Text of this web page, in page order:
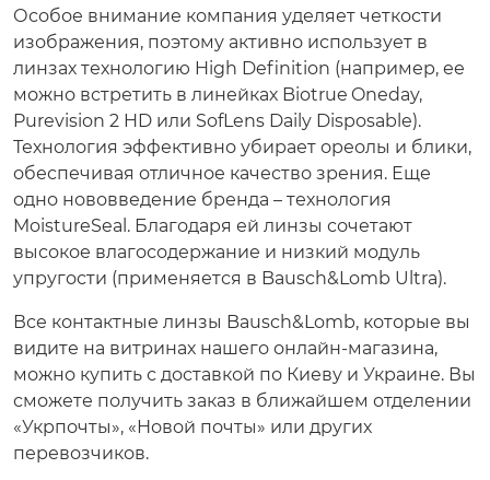
Особое внимание компания уделяет четкости
изображения, поэтому активно использует в
линзах технологию High Definition (например, ее
можно встретить в линейках Biotrue Oneday,
Purevision 2 HD или SofLens Daily Disposable).
Технология эффективно убирает ореолы и блики,
обеспечивая отличное качество зрения. Еще
одно нововведение бренда – технология
MoistureSeal. Благодаря ей линзы сочетают
высокое влагосодержание и низкий модуль
упругости (применяется в Bausch&Lomb Ultra).
Все контактные линзы Bausch&Lomb, которые вы
видите на витринах нашего онлайн-магазина,
можно купить с доставкой по Киеву и Украине. Вы
сможете получить заказ в ближайшем отделении
«Укрпочты», «Новой почты» или других
перевозчиков.